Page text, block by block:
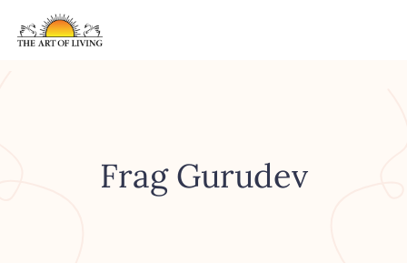
Frag Gurudev